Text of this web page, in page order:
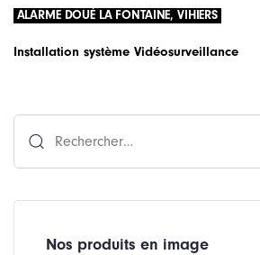
ALARME DOUÉ LA FONTAINE, VIHIERS
Installation système Vidéosurveillance
Nos produits en image